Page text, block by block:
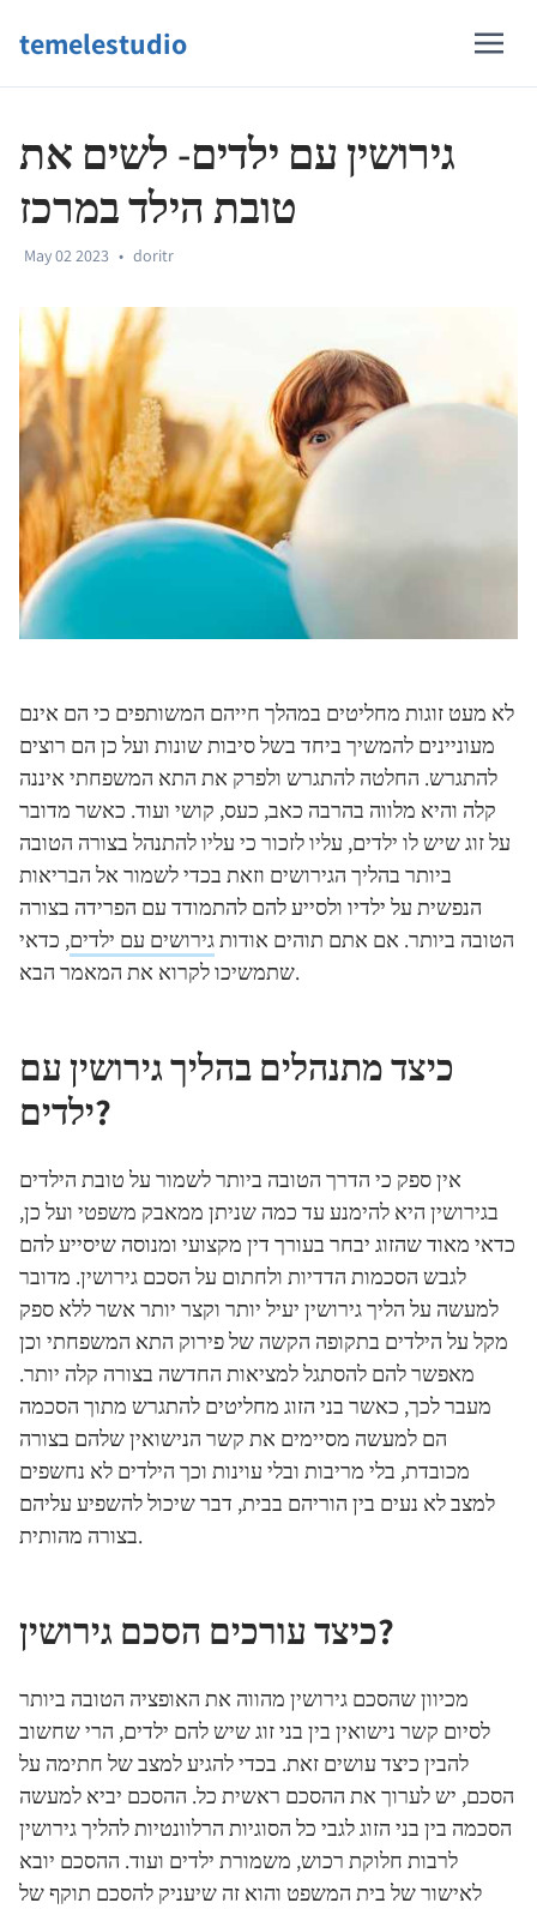
temelestudio
גירושין עם ילדים- לשים את
טובת הילד במרכז
May 02 2023 • doritr
לא מעט זוגות מחליטים במהלך חייהם המשותפים כי הם אינם
מעוניינים להמשיך ביחד בשל סיבות שונות ועל כן הם רוצים
להתגרש. החלטה להתגרש ולפרק את התא המשפחתי איננה
קלה והיא מלווה בהרבה כאב, כעס, קושי ועוד. כאשר מדובר
על זוג שיש לו ילדים, עליו לזכור כי עליו להתנהל בצורה הטובה
ביותר בהליך הגירושים וזאת בכדי לשמור אל הבריאות
הנפשית על ילדיו ולסייע להם להתמודד עם הפרידה בצורה
הטובה ביותר. אם אתם תוהים אודותגירושים עם ילדים, כדאי
שתמשיכו לקרוא את המאמר הבא.
כיצד מתנהלים בהליך גירושין עם
ילדים?
אין ספק כי הדרך הטובה ביותר לשמור על טובת הילדים
בגירושין היא להימנע עד כמה שניתן ממאבק משפטי ועל כן,
כדאי מאוד שהזוג יבחר בעורך דין מקצועי ומנוסה שיסייע להם
לגבש הסכמות הדדיות ולחתום על הסכם גירושין. מדובר
למעשה על הליך גירושין יעיל יותר וקצר יותר אשר ללא ספק
מקל על הילדים בתקופה הקשה של פירוק התא המשפחתי וכן
מאפשר להם להסתגל למציאות החדשה בצורה קלה יותר.
מעבר לכך, כאשר בני הזוג מחליטים להתגרש מתוך הסכמה
הם למעשה מסיימים את קשר הנישואין שלהם בצורה
מכובדת, בלי מריבות ובלי עוינות וכך הילדים לא נחשפים
למצב לא נעים בין הוריהם בבית, דבר שיכול להשפיע עליהם
בצורה מהותית.
כיצד עורכים הסכם גירושין?
מכיוון שהסכם גירושין מהווה את האופציה הטובה ביותר
לסיום קשר נישואין בין בני זוג שיש להם ילדים, הרי שחשוב
להבין כיצד עושים זאת. בכדי להגיע למצב של חתימה על
הסכם, יש לערוך את ההסכם ראשית כל. ההסכם יביא למעשה
הסכמה בין בני הזוג לגבי כל הסוגיות הרלוונטיות להליך גירושין
לרבות חלוקת רכוש, משמורת ילדים ועוד. ההסכם יובא
לאישור של בית המשפט והוא זה שיעניק להסכם תוקף של